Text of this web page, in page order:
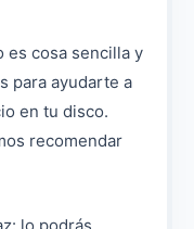
es cosa sencilla y
para ayudarte a
en tu disco.
recomendar